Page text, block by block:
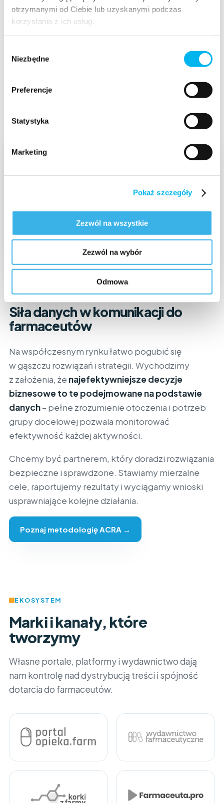
otrzymanymi od Ciebie lub uzyskanymi podczas
korzystania z ich usług.
zgody
Niezbędne
Preferencje
Statystyka
Marketing
Pokaż szczegóły
Zezwól na wszystkie
Zezwól na wybór
Odmowa
Jedyne w Polsce wydawnictwo specjalizujące się
w treściach farmaceutycznych – ponad 70
wydanych książek i 100 000 sprzedanych
w aptece.
Siła danych w komunikacji do
farmaceutów
Na współczesnym rynku łatwo pogubić się
w gąszczu rozwiązań i strategii. Wychodzimy
z założenia, że najefektywniejsze decyzje
biznesowe to te podejmowane na podstawie
danych– pełne zrozumienie otoczenia i potrzeb
grupy docelowej pozwala monitorować
efektywność każdej aktywności.
Chcemy być partnerem, który doradzi rozwiązania
bezpieczne i sprawdzone. Stawiamy mierzalne
cele, raportujemy rezultaty i wyciągamy wnioski
usprawniające kolejne działania.
Poznaj metodologię ACRA →
EKOSYSTEM
Marki i kanały, które
tworzymy
Własne portale, platformy i wydawnictwo dają
nam kontrolę nad dystrybucją treści i spójność
dotarcia do farmaceutów.